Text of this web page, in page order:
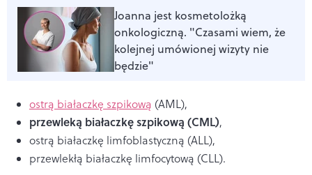
Joanna jest kosmetolożką
onkologiczną. "Czasami wiem, że
kolejnej umówionej wizyty nie
będzie"
ostrą białaczkę szpikową (AML),
przewleką białaczkę szpikową (CML),
ostrą białaczkę limfoblastyczną (ALL),
przewlekłą białaczkę limfocytową (CLL).